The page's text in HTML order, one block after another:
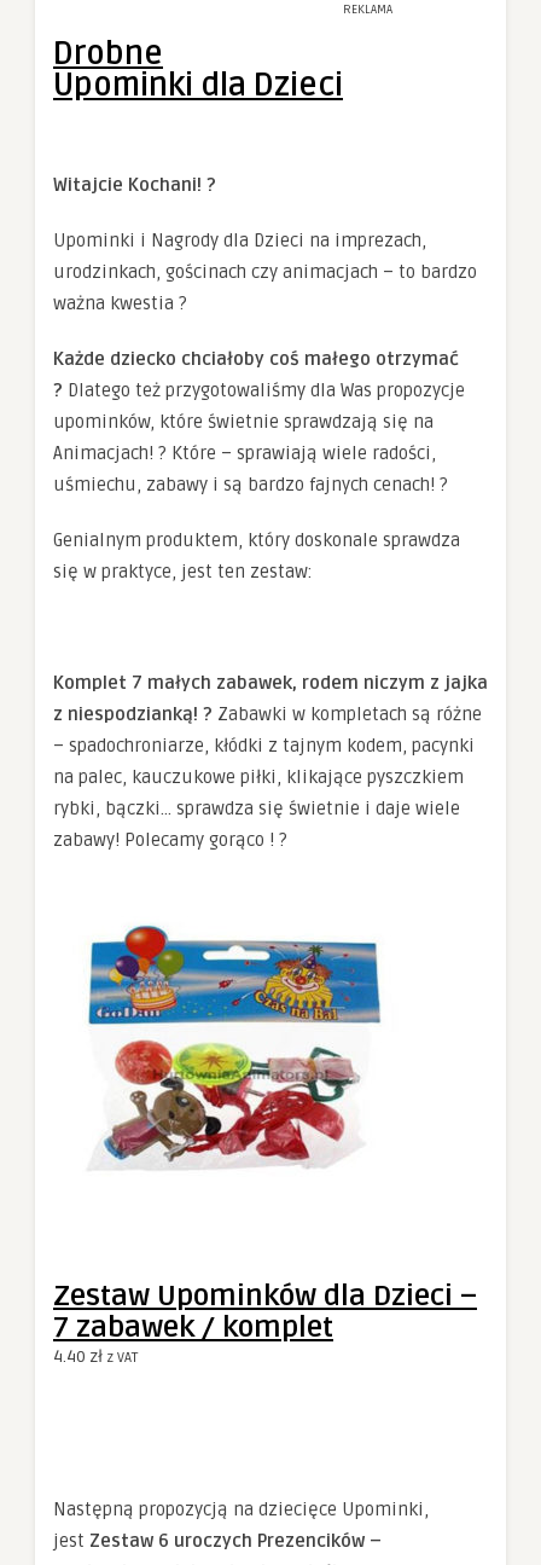
REKLAMA
Drobne
Upominki dla Dzieci
Witajcie Kochani! ?
Upominki i Nagrody dla Dzieci na imprezach,
urodzinkach, gościnach czy animacjach – to bardzo
ważna kwestia ?
Każde dziecko chciałoby coś małego otrzymać
? Dlatego też przygotowaliśmy dla Was propozycje
upominków, które świetnie sprawdzają się na
Animacjach! ? Które – sprawiają wiele radości,
uśmiechu, zabawy i są bardzo fajnych cenach! ?
Genialnym produktem, który doskonale sprawdza
się w praktyce, jest ten zestaw:
Komplet 7 małych zabawek, rodem niczym z jajka
z niespodzianką! ? Zabawki w kompletach są różne
– spadochroniarze, kłódki z tajnym kodem, pacynki
na palec, kauczukowe piłki, klikające pyszczkiem
rybki, bączki… sprawdza się świetnie i daje wiele
zabawy! Polecamy gorąco ! ?
Zestaw Upominków dla Dzieci –
7 zabawek / komplet
4.40 zł z VAT
Następną propozycją na dziecięce Upominki,
jest Zestaw 6 uroczych Prezencików –